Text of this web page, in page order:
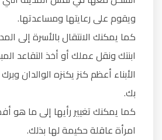
ويقوم على رعايتها ومساعدتها.
كما يمكنك الانتقال بالأسرة إلى
ابنتك ونقل عملك أو أخذ التقاعد
الأبناء أعظم كنز يكنزه الوالدان
بك.
كما يمكنك تغيير رأيها إلى ما هو
امرأة عاقلة حكيمة لها بذلك.